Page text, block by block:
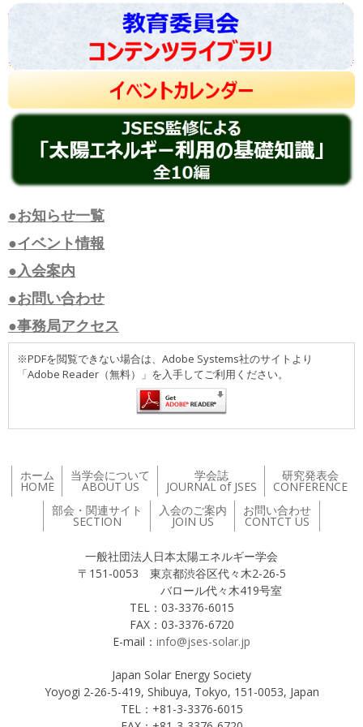
●お知らせ一覧
●イベント情報
●入会案内
●お問い合わせ
●事務局アクセス
※PDFを閲覧できない場合は、Adobe Systems社のサイトより
「Adobe Reader（無料）」を入手してご利用ください。
ホーム
HOME
当学会について
ABOUT US
学会誌
JOURNAL of JSES
研究発表会
CONFERENCE
部会・関連サイト
SECTION
入会のご案内
JOIN US
お問い合わせ
CONTCT US
一般社団法人日本太陽エネルギー学会
〒151-0053 東京都渋谷区代々木2-26-5
バロール代々木419号室
TEL：03-3376-6015
FAX：03-3376-6720
E-mail： info@jses-solar.jp
Japan Solar Energy Society
Yoyogi 2-26-5-419, Shibuya, Tokyo, 151-0053, Japan
TEL：+81-3-3376-6015